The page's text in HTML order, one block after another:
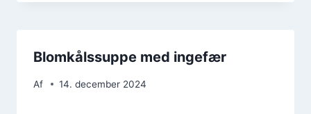
Blomkålssuppe med ingefær
Af 14. december 2024